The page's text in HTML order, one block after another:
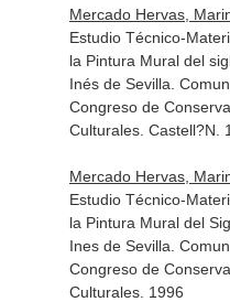
Mercado Hervas,
Estudio Técnico-
la Pintura Mural del
Inés de Sevilla.
Congreso de
Culturales. Castell?N.
Mercado Hervas,
Estudio Técnico-
la Pintura Mural del
Ines de Sevilla.
Congreso de
Culturales. 1996